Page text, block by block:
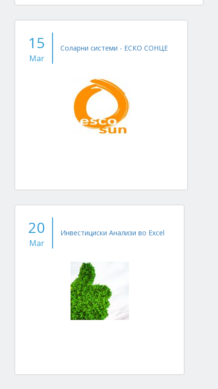
15
Mar
Соларни системи - ЕСКО СОНЦЕ
20
Mar
Инвестициски Анализи во Excel